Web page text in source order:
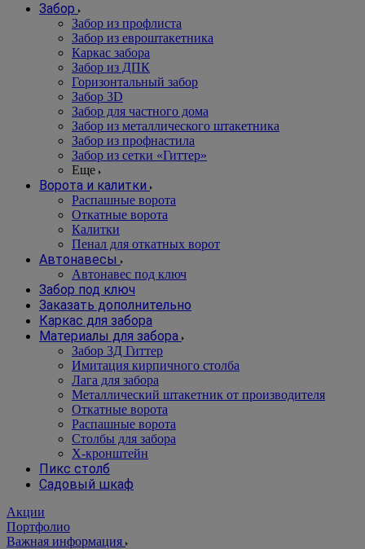
Забор
Забор из профлиста
Забор из евроштакетника
Каркас забора
Забор из ДПК
Горизонтальный забор
Забор 3D
Забор для частного дома
Забор из металлического штакетника
Забор из профнастила
Забор из сетки «Гиттер»
Еще
Ворота и калитки
Распашные ворота
Откатные ворота
Калитки
Пенал для откатных ворот
Автонавесы
Автонавес под ключ
Забор под ключ
Заказать дополнительно
Каркас для забора
Материалы для забора
Забор 3Д Гиттер
Имитация кирпичного столба
Лага для забора
Металлический штакетник от производителя
Откатные ворота
Распашные ворота
Столбы для забора
Х-кронштейн
Пикс столб
Садовый шкаф
Акции
Портфолио
Важная информация